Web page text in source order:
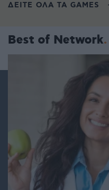
ΔΕΙΤΕ ΟΛΑ ΤΑ GAMES
Best of Network